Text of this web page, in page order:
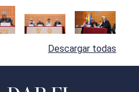
Descargar todas